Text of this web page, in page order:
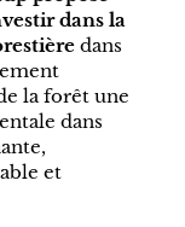
dans la
dans
la forêt une
dans
et